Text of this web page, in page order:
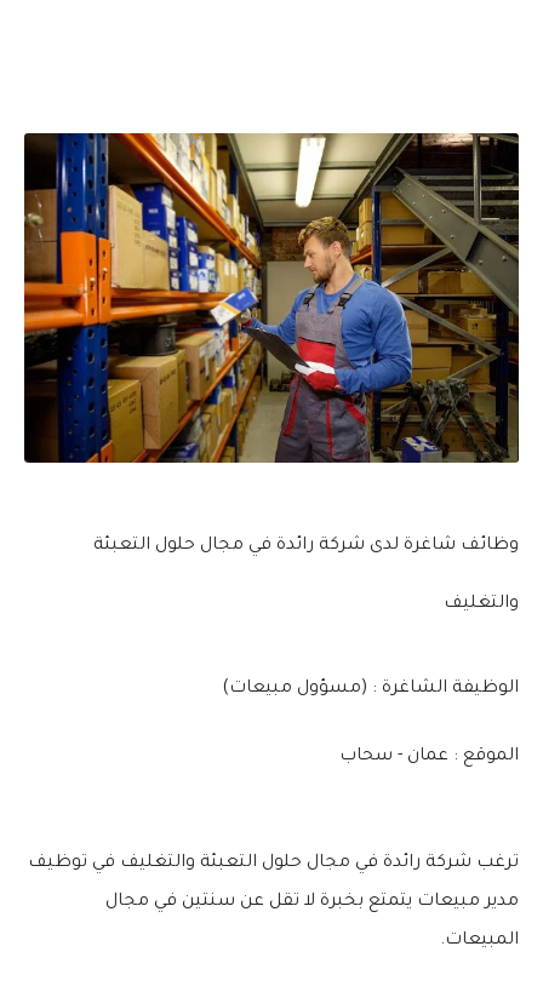
وظائف شاغرة لدى شركة رائدة في مجال حلول التعبئة
والتغليف
الوظيفة الشاغرة : (مسؤول مبيعات)
الموقع : عمان - سحاب
ترغب شركة رائدة في مجال حلول التعبئة والتغليف في توظيف
مدير مبيعات يتمتع بخبرة لا تقل عن سنتين في مجال
المبيعات.